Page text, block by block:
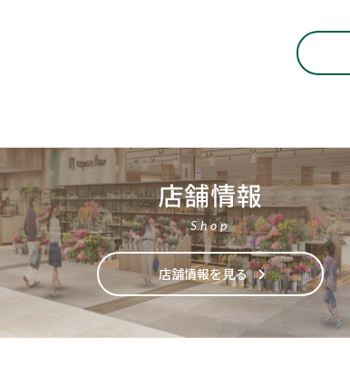
店舗情報
Shop
店舗情報を見る